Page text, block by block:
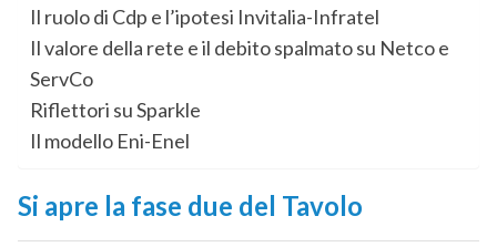
Il ruolo di Cdp e l’ipotesi Invitalia-Infratel
Il valore della rete e il debito spalmato su Netco e
ServCo
Riflettori su Sparkle
Il modello Eni-Enel
Si apre la fase due del Tavolo